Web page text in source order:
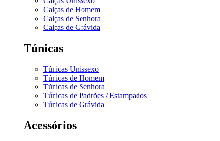
Calças de Homem
Calças de Senhora
Calças de Grávida
Túnicas
Túnicas Unissexo
Túnicas de Homem
Túnicas de Senhora
Túnicas de Padrões / Estampados
Túnicas de Grávida
Acessórios